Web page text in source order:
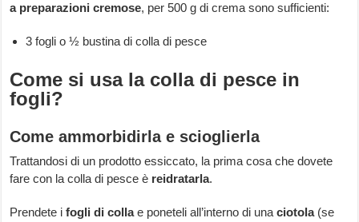
a preparazioni cremose, per 500 g di crema sono sufficienti:
3 fogli o ½ bustina di colla di pesce
Come si usa la colla di pesce in
fogli?
Come ammorbidirla e scioglierla
Trattandosi di un prodotto essiccato, la prima cosa che dovete
fare con la colla di pesce è reidratarla.
Prendete ifogli di collae poneteli all’interno di una ciotola(se